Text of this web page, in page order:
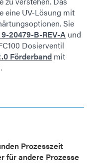
eine UV-Lösung mit
Sie
20479-B-REV-A und
Dosierventil
Förderband mit
Prozesszeit
für andere Prozesse